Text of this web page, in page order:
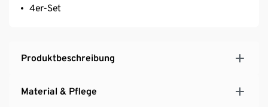
4er-Set
Produktbeschreibung
Material & Pflege